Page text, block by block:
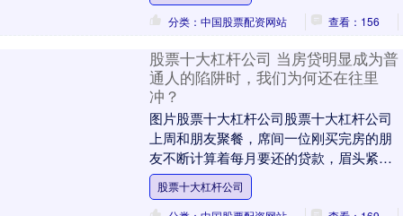
分类：中国股票配资网站
查看：156
股票十大杠杆公司 当房贷明显成为普
通人的陷阱时，我们为何还在往里
冲？
图片股票十大杠杆公司股票十大杠杆公司
上周和朋友聚餐，席间一位刚买完房的朋
友不断计算着每月要还的贷款，眉头紧
锁。突然他抬头问：“明明知道房价可能下
跌，工作可能不....
股票十大杠杆公司